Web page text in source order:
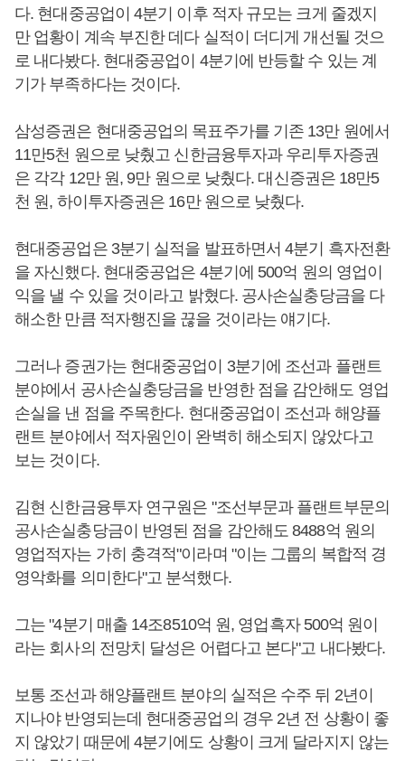
다. 현대중공업이 4분기 이후 적자 규모는 크게 줄겠지
만 업황이 계속 부진한 데다 실적이 더디게 개선될 것으
로 내다봤다. 현대중공업이 4분기에 반등할 수 있는 계
기가 부족하다는 것이다.
삼성증권은 현대중공업의 목표주가를 기존 13만 원에서
11만5천 원으로 낮췄고 신한금융투자과 우리투자증권
은 각각 12만 원, 9만 원으로 낮췄다. 대신증권은 18만5
천 원, 하이투자증권은 16만 원으로 낮췄다.
현대중공업은 3분기 실적을 발표하면서 4분기 흑자전환
을 자신했다. 현대중공업은 4분기에 500억 원의 영업이
익을 낼 수 있을 것이라고 밝혔다. 공사손실충당금을 다
해소한 만큼 적자행진을 끊을 것이라는 얘기다.
그러나 증권가는 현대중공업이 3분기에 조선과 플랜트
분야에서 공사손실충당금을 반영한 점을 감안해도 영업
손실을 낸 점을 주목한다. 현대중공업이 조선과 해양플
랜트 분야에서 적자원인이 완벽히 해소되지 않았다고
보는 것이다.
김현 신한금융투자 연구원은 "조선부문과 플랜트부문의
공사손실충당금이 반영된 점을 감안해도 8488억 원의
영업적자는 가히 충격적"이라며 "이는 그룹의 복합적 경
영악화를 의미한다"고 분석했다.
그는 "4분기 매출 14조8510억 원, 영업흑자 500억 원이
라는 회사의 전망치 달성은 어렵다고 본다"고 내다봤다.
보통 조선과 해양플랜트 분야의 실적은 수주 뒤 2년이
지나야 반영되는데 현대중공업의 경우 2년 전 상황이 좋
지 않았기 때문에 4분기에도 상황이 크게 달라지지 않는